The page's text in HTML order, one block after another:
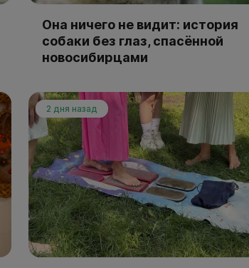
Она ничего не видит: история
собаки без глаз, спасённой
новосибирцами
2 дня назад